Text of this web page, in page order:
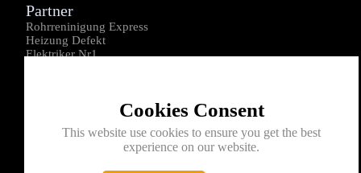
Cookies Consent
This website use cookies to ensure you get the best
experience on our website.
Partner
Rohrreninigung Express
Heizung Defekt
Elektriker Nr1
Kontakt